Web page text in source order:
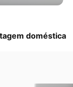
doméstica